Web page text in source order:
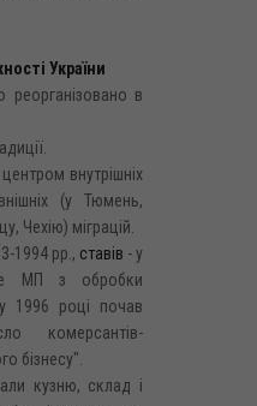
України
в
внутрішніх
(у Тюмень,
Чехію) міграцій.
1994 pp., ставів - y
МП з обробки
1996 році почав
комерсантів-
бізнесу".
кузню, склад і